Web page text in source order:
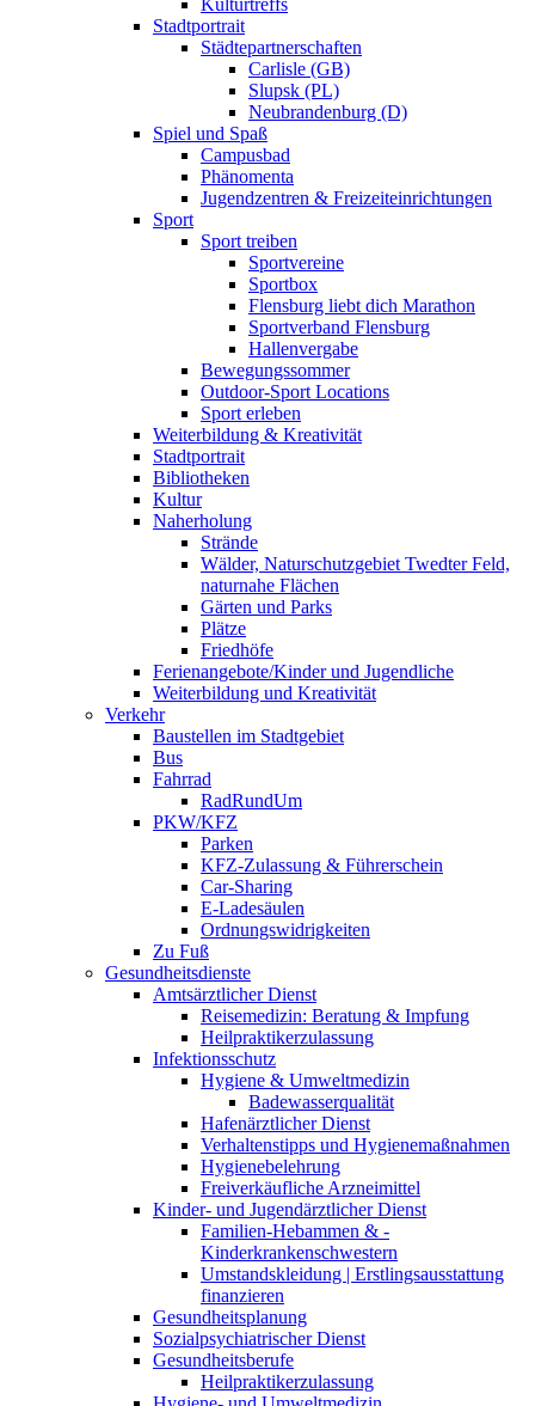
Kulturtreffs
Stadtportrait
Städtepartnerschaften
Carlisle (GB)
Slupsk (PL)
Neubrandenburg (D)
Spiel und Spaß
Campusbad
Phänomenta
Jugendzentren & Freizeiteinrichtungen
Sport
Sport treiben
Sportvereine
Sportbox
Flensburg liebt dich Marathon
Sportverband Flensburg
Hallenvergabe
Bewegungssommer
Outdoor-Sport Locations
Sport erleben
Weiterbildung & Kreativität
Stadtportrait
Bibliotheken
Kultur
Naherholung
Strände
Wälder, Naturschutzgebiet Twedter Feld,
naturnahe Flächen
Gärten und Parks
Plätze
Friedhöfe
Ferienangebote/Kinder und Jugendliche
Weiterbildung und Kreativität
Verkehr
Baustellen im Stadtgebiet
Bus
Fahrrad
RadRundUm
PKW/KFZ
Parken
KFZ-Zulassung & Führerschein
Car-Sharing
E-Ladesäulen
Ordnungswidrigkeiten
Zu Fuß
Gesundheitsdienste
Amtsärztlicher Dienst
Reisemedizin: Beratung & Impfung
Heilpraktikerzulassung
Infektionsschutz
Hygiene & Umweltmedizin
Badewasserqualität
Hafenärztlicher Dienst
Verhaltenstipps und Hygienemaßnahmen
Hygienebelehrung
Freiverkäufliche Arzneimittel
Kinder- und Jugendärztlicher Dienst
Familien-Hebammen & -
Kinderkrankenschwestern
Umstandskleidung | Erstlingsausstattung
finanzieren
Gesundheitsplanung
Sozialpsychiatrischer Dienst
Gesundheitsberufe
Heilpraktikerzulassung